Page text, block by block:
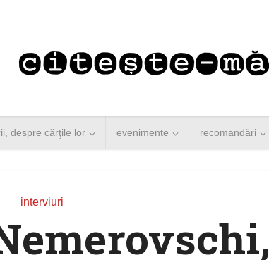
despre cărţile lor evenimente recomandări
interviuri